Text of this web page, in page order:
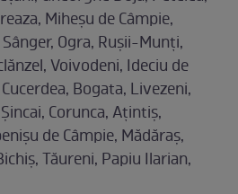
Miheșu de Câmpie,
Ogra, Rușii-Munți,
Voivodeni, Ideciu de
Bogata, Livezeni,
Corunca, Ațintiș,
de Câmpie, Mădăraș,
Tăureni, Papiu Ilarian,